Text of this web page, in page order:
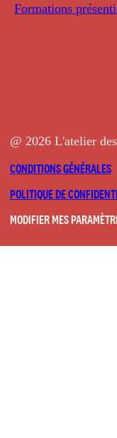
Formations
@ 2026 L'atelier
CONDITIONS GÉNÉRALES
POLITIQUE DE
MODIFIER MES